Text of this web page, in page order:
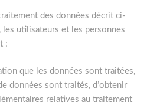
des données décrit ci-
les utilisateurs et les personnes
:
que les données sont traitées,
données sont traités, d’obtenir
relatives au traitement